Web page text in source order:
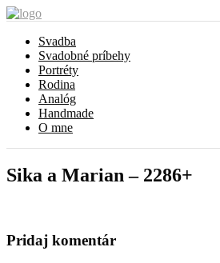
Svadba
Svadobné príbehy
Portréty
Rodina
Analóg
Handmade
O mne
Sika a Marian – 2286+
Pridaj komentár